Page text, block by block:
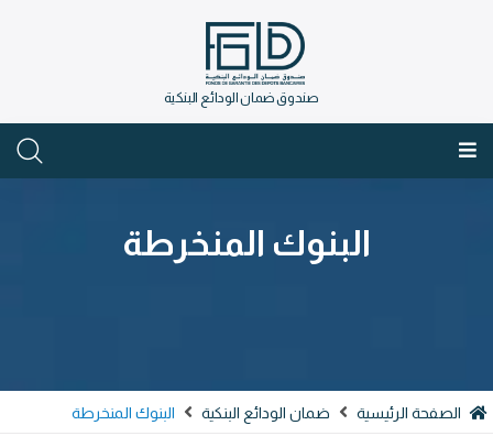
صندوق ضمان الودائع البنكية
البنوك المنخرطة
الصفحة الرئيسية ضمان الودائع البنكية البنوك المنخرطة